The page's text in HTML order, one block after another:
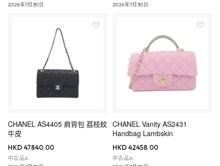
2026年7月30日 2026年7月30日
CHANEL AS4405 肩背包 荔枝紋
牛皮
HKD 47840.00
中古品A
CHANEL Vanity AS2431
Handbag Lambskin
HKD 42458.00
中古品A